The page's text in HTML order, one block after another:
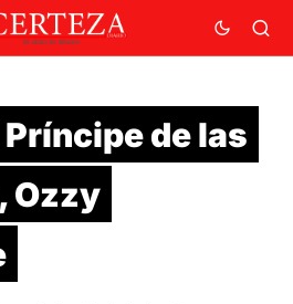
Príncipe de las
Ozzy